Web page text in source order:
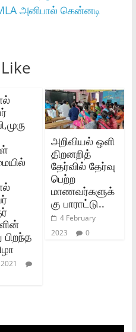
அனிபால் கென்னடி
பிறந்த
அறிவியல் ஒளி
திறனறித்
தேர்வில் தேர்வு
பெற்ற
மாணவர்களுக்
கு பாராட்டு..
4 February
2023
0